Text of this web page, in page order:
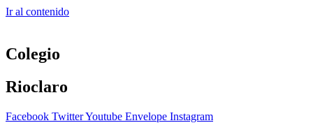
Ir al contenido
Colegio
Rioclaro
Facebook TwitterYoutube Envelope Instagram